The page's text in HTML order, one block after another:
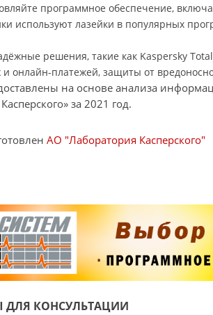
программное обеспечение,
используют лазейки в популярных
решения, такие как Kaspersky
онлайн-платежей, защиты от
на основе анализа
за 2021 год.
АО "Лаборатория Касперского"
ДЛЯ КОНСУЛЬТАЦИИ